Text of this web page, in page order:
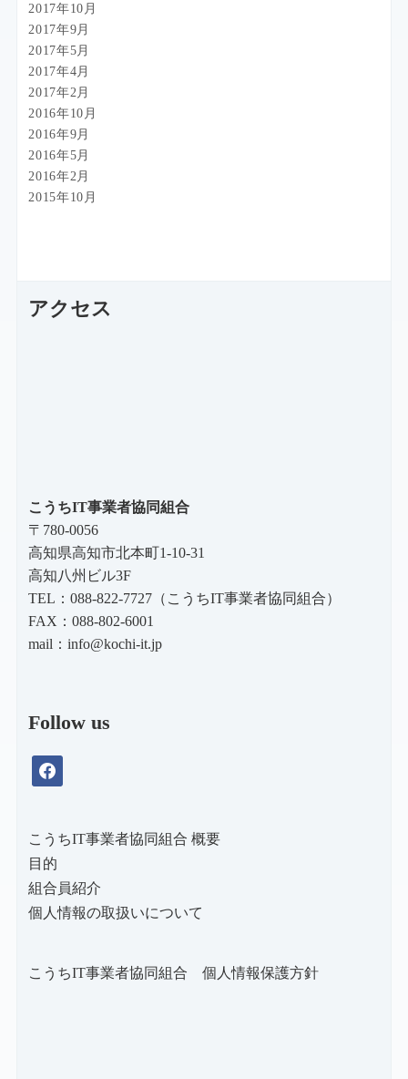
2017年10月
2017年9月
2017年5月
2017年4月
2017年2月
2016年10月
2016年9月
2016年5月
2016年2月
2015年10月
アクセス
こうちIT事業者協同組合
〒780-0056
高知県高知市北本町1-10-31
高知八州ビル3F
TEL：088-822-7727（こうちIT事業者協同組合）
FAX：088-802-6001
mail：info@kochi-it.jp
Follow us
facebook
こうちIT事業者協同組合 概要
目的
組合員紹介
個人情報の取扱いについて
こうちIT事業者協同組合 個人情報保護方針